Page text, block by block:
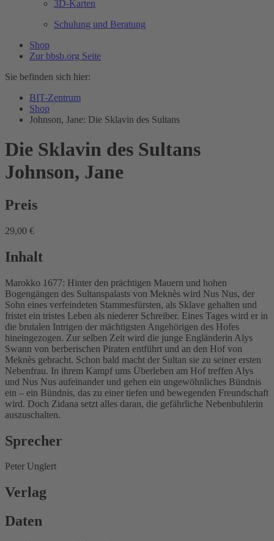
3D-Karten
Schulung und Beratung
Shop
Zur bbsb.org Seite
Sie befinden sich hier:
BIT-Zentrum
Shop
Johnson, Jane: Die Sklavin des Sultans
Die Sklavin des Sultans
Johnson, Jane
Preis
29,00 €
Inhalt
Marokko 1677: Hinter den prächtigen Mauern und hohen
Bogengängen des Sultanspalasts von Meknès wird Nus Nus, der
Sohn eines verfeindeten Stammesfürsten, als Sklave gehalten und
fristet ein tristes Leben als niederer Schreiber. Eines Tages wird er in
die brutalen Intrigen der mächtigsten Angehörigen des Hofes
hineingezogen. Zur selben Zeit wird die junge Engländerin Alys
Swann von berberischen Piraten entführt und an den Hof von
Meknès gebracht. Schon bald macht der Sultan sie zu seiner ersten
Nebenfrau. In ihrem Kampf ums Überleben am Hof treffen Alys
und Nus Nus aufeinander und gehen ein ungewöhnliches Bündnis
ein – ein Bündnis, das zu einer tiefen und bewegenden Freundschaft
wird. Doch Zidana setzt alles daran, die gefährliche Nebenbuhlerin
auszuschalten.
Sprecher
Peter Unglert
Verlag
Daten